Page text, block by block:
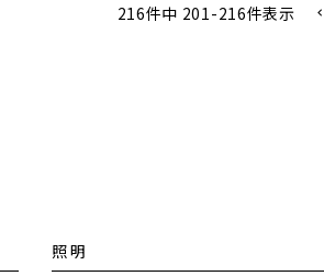
216件中 201-216件表示
照明